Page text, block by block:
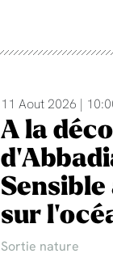
11 Aout 2026 |
A la
sur
Sortie nature